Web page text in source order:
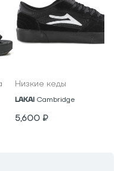
Низкие кеды
LAKAI Cambridge
5,600 ₽